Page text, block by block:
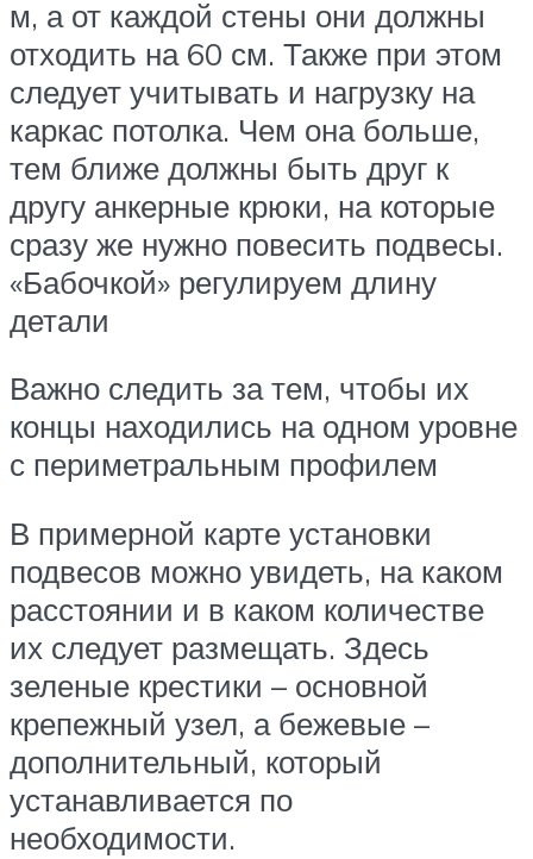
м, а от каждой стены они должны
отходить на 60 см. Также при этом
следует учитывать и нагрузку на
каркас потолка. Чем она больше,
тем ближе должны быть друг к
другу анкерные крюки, на которые
сразу же нужно повесить подвесы.
«Бабочкой» регулируем длину
детали
Важно следить за тем, чтобы их
концы находились на одном уровне
с периметральным профилем
В примерной карте установки
подвесов можно увидеть, на каком
расстоянии и в каком количестве
их следует размещать. Здесь
зеленые крестики – основной
крепежный узел, а бежевые –
дополнительный, который
устанавливается по
необходимости.